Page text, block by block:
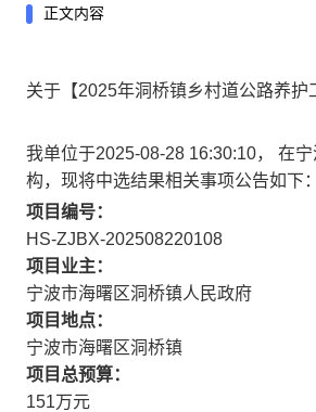
正文内容
关于【2025年洞桥镇乡村道公路养护
我单位于2025-08-28 16:30:10， 在
构，现将中选结果相关事项公告如下：
项目编号：
HS-ZJBX-202508220108
项目业主：
宁波市海曙区洞桥镇人民政府
项目地点：
宁波市海曙区洞桥镇
项目总预算：
151万元